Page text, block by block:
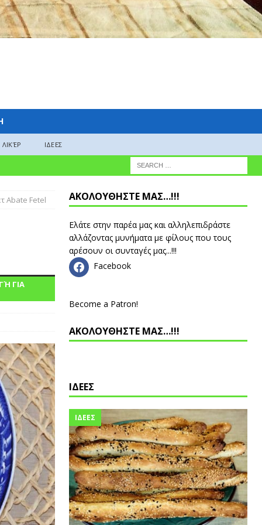
ΛΙΚΈΡ ΙΔΕΕΣ
Abate Fetel
ΓΙΑ
ΑΚΟΛΟΥΘΗΣΤΕ ΜΑΣ…!!!
Ελάτε στην παρέα μας και αλληλεπιδράστε
αλλάζοντας μυνήματα με φίλους που τους
αρέσουν οι συνταγές μας...!!!
Facebook
Become a Patron!
ΑΚΟΛΟΥΘΗΣΤΕ ΜΑΣ…!!!
ΙΔΕΕΣ
ΙΔΕΕΣ